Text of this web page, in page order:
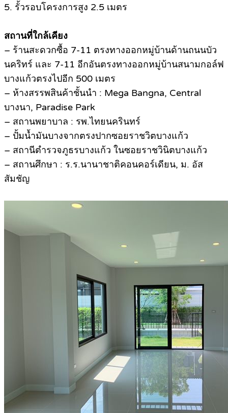
5. รั้วรอบโครงการสูง 2.5 เมตร
สถานที่ใกล้เคียง
– ร้านสะดวกซื้อ 7-11 ตรงทางออกหมู่บ้านด้านถนนบัว
นคริทร์ และ 7-11 อีกอันตรงทางออกหมู่บ้านสนามกอล์ฟ
บางแก้วตรงไปอีก 500 เมตร
– ห้างสรรพสินค้าชั้นนำ : Mega Bangna, Central
บางนา, Paradise Park
– สถานพยาบาล : รพ.ไทยนครินทร์
– ปั้มน้ำมันบางจากตรงปากซอยราชวิตบางแก้ว
– สถานีตำรวจภูธรบางแก้ว ในซอยราชวินิตบางแก้ว
– สถานศึกษา : ร.ร.นานาชาติคอนคอร์เดียน, ม. อัส
สัมชัญ